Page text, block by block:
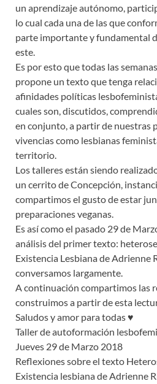
un aprendizaje autónomo,
lo cual cada una de las que
parte importante y fundamental
este.
Es por esto que todas las
propone un texto que tenga
afinidades políticas
cuales son, discutidos,
en conjunto, a partir de nuestras
vivencias como lesbianas
territorio.
Los talleres están siendo
un cerrito de Concepción,
compartimos el gusto de estar
preparaciones veganas.
Es así como el pasado 29 de
análisis del primer texto:
Existencia Lesbiana de Adrienne
conversamos largamente.
A continuación compartimos las
construimos a partir de esta
Saludos y amor para todas ♥
Taller de autoformación
Jueves 29 de Marzo 2018
Reflexiones sobre el texto
Existencia lesbiana de Adrienne